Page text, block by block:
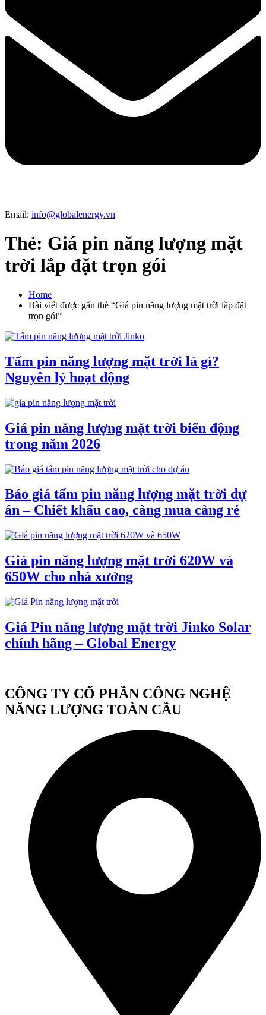
Email: info@globalenergy.vn
Thẻ: Giá pin năng lượng mặt
trời lắp đặt trọn gói
Home
Bài viết được gắn thẻ “Giá pin năng lượng mặt trời lắp đặt
trọn gói”
Tấm pin năng lượng mặt trời là gì?
Nguyên lý hoạt động
Giá pin năng lượng mặt trời biến động
trong năm 2026
Báo giá tấm pin năng lượng mặt trời dự
án – Chiết khấu cao, càng mua càng rẻ
Giá pin năng lượng mặt trời 620W và
650W cho nhà xưởng
Giá Pin năng lượng mặt trời Jinko Solar
chính hãng – Global Energy
CÔNG TY CỔ PHẦN CÔNG NGHỆ
NĂNG LƯỢNG TOÀN CẦU